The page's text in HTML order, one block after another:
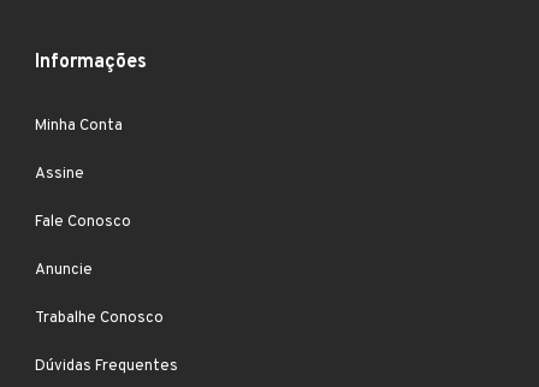
Informações
Minha Conta
Assine
Fale Conosco
Anuncie
Trabalhe Conosco
Dúvidas Frequentes